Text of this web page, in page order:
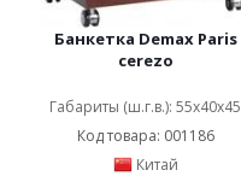
Банкетка Demax Paris
cerezo
Габариты (ш.г.в.): 55x40x45
Код товара: 001186
Китай